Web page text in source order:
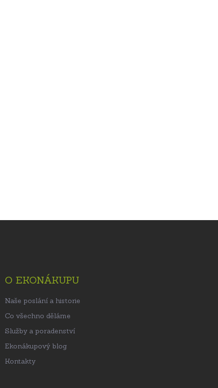
O EKONÁKUPU
Naše poslání a historie
Co všechno děláme
Služby a poradenství
Ekonákupový blog
Kontakty